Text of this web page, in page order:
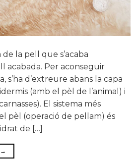
de la pell que s’acaba
acabada. Per aconseguir
s’ha d’extreure abans la capa
(amb el pèl de l’animal) i
El sistema més
pèl (operació de pellam) és
de […]
→